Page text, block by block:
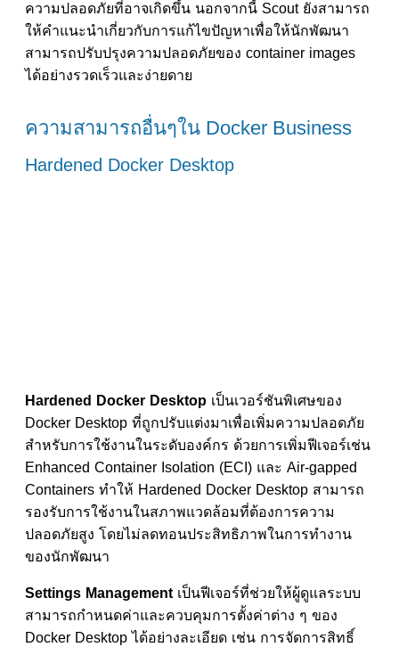
ความปลอดภัยที่อาจเกิดขึ้น นอกจากนี้ Scout ยังสามารถ
ให้คำแนะนำเกี่ยวกับการแก้ไขปัญหาเพื่อให้นักพัฒนา
สามารถปรับปรุงความปลอดภัยของ container images
ได้อย่างรวดเร็วและง่ายดาย
ความสามารถอื่นๆใน Docker Business
Hardened Docker Desktop
Hardened Docker Desktop เป็นเวอร์ชันพิเศษของ
Docker Desktop ที่ถูกปรับแต่งมาเพื่อเพิ่มความปลอดภัย
สำหรับการใช้งานในระดับองค์กร ด้วยการเพิ่มฟีเจอร์เช่น
Enhanced Container Isolation (ECI) และ Air-gapped
Containers ทำให้ Hardened Docker Desktop สามารถ
รองรับการใช้งานในสภาพแวดล้อมที่ต้องการความ
ปลอดภัยสูง โดยไม่ลดทอนประสิทธิภาพในการทำงาน
ของนักพัฒนา
Settings Management เป็นฟีเจอร์ที่ช่วยให้ผู้ดูแลระบบ
สามารถกำหนดค่าและควบคุมการตั้งค่าต่าง ๆ ของ
Docker Desktop ได้อย่างละเอียด เช่น การจัดการสิทธิ์